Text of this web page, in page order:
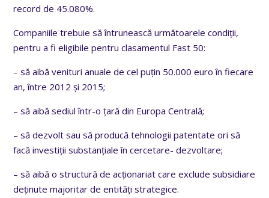
record de 45.080%.
Companiile trebuie să întrunească următoarele condiții,
pentru a fi eligibile pentru clasamentul Fast 50:
– să aibă venituri anuale de cel puțin 50.000 euro în fiecare
an, între 2012 și 2015;
– să aibă sediul într-o țară din Europa Centrală;
– să dezvolt sau să producă tehnologii patentate ori să
facă investiții substanțiale în cercetare- dezvoltare;
– să aibă o structură de acționariat care exclude subsidiare
deținute majoritar de entități strategice.